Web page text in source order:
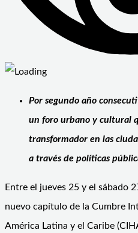
Por segundo año
un foro urbano y cultural
transformador en las
a través de políticas
Entre el jueves 25 y el sábado
nuevo capítulo de la Cumbre
América Latina y el Caribe